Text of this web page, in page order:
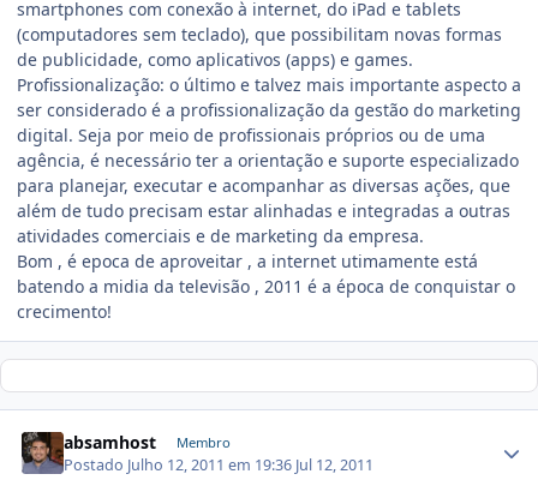
smartphones com conexão à internet, do iPad e tablets
(computadores sem teclado), que possibilitam novas formas
de publicidade, como aplicativos (apps) e games.
Profissionalização: o último e talvez mais importante aspecto a
ser considerado é a profissionalização da gestão do marketing
digital. Seja por meio de profissionais próprios ou de uma
agência, é necessário ter a orientação e suporte especializado
para planejar, executar e acompanhar as diversas ações, que
além de tudo precisam estar alinhadas e integradas a outras
atividades comerciais e de marketing da empresa.
Bom , é epoca de aproveitar , a internet utimamente está
batendo a midia da televisão , 2011 é a época de conquistar o
crecimento!
absamhost Membro
Postado Julho 12, 2011 em 19:36 Jul 12, 2011